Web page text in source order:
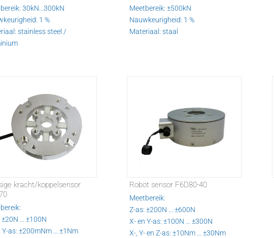
30kN...300kN
1 %
stainless steel /
Meetbereik: ±500kN
Nauwkeurigheid: 1 %
Materiaal: staal
kracht/koppelsensor
±20N ... ±100N
Y-as: ±200mNm ... ±1Nm
Robot sensor F6D80-40
Meetbereik:
Z-as: ±200N ... ±600N
X- en Y-as: ±100N ... ±300N
X-, Y- en Z-as: ±10Nm ... ±30Nm